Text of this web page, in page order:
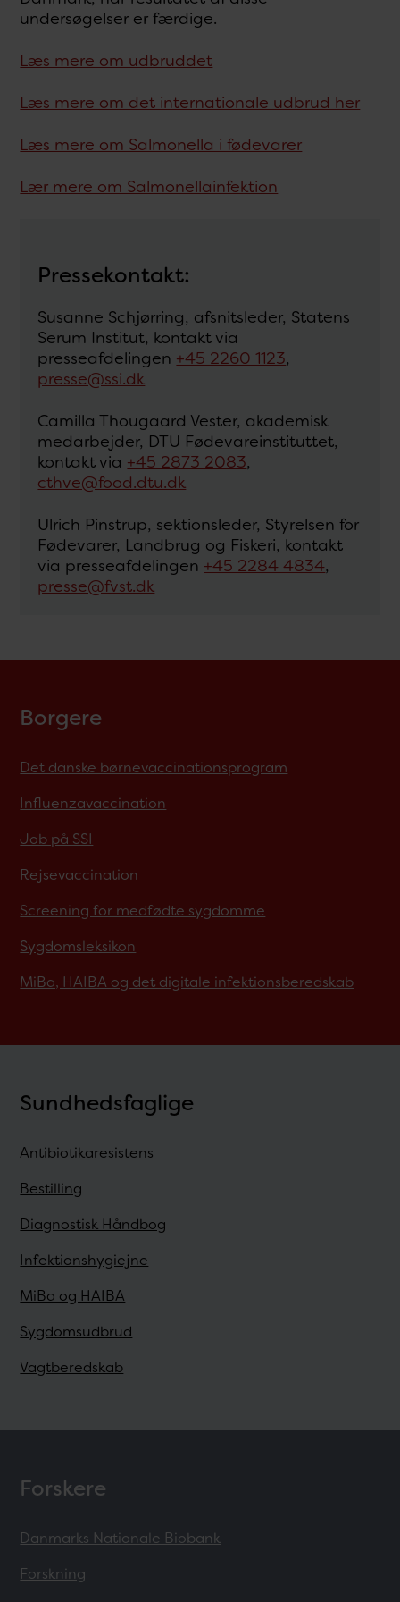
undersøgelser er færdige.
Læs mere om udbruddet
Læs mere om det internationale udbrud her
Læs mere om Salmonella i fødevarer
Lær mere om Salmonellainfektion
Pressekontakt:
Susanne Schjørring, afsnitsleder, Statens
Serum Institut, kontakt via
presseafdelingen +45 2260 1123,
presse@ssi.dk
Camilla Thougaard Vester, akademisk
medarbejder, DTU Fødevareinstituttet,
kontakt via +45 2873 2083,
cthve@food.dtu.dk
Ulrich Pinstrup, sektionsleder, Styrelsen for
Fødevarer, Landbrug og Fiskeri, kontakt
via presseafdelingen +45 2284 4834,
presse@fvst.dk
Borgere
Det danske børnevaccinationsprogram
Influenzavaccination
Job på SSI
Rejsevaccination
Screening for medfødte sygdomme
Sygdomsleksikon
MiBa, HAIBA og det digitale infektionsberedskab
Sundhedsfaglige
Antibiotikaresistens
Bestilling
Diagnostisk Håndbog
Infektionshygiejne
MiBa og HAIBA
Sygdomsudbrud
Vagtberedskab
Forskere
Danmarks Nationale Biobank
Forskning